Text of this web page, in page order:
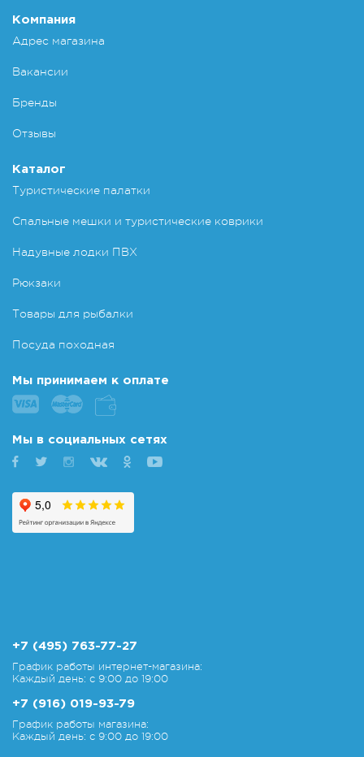
Компания
Адрес магазина
Вакансии
Бренды
Отзывы
Каталог
Туристические палатки
Спальные мешки и туристические коврики
Надувные лодки ПВХ
Рюкзаки
Товары для рыбалки
Посуда походная
Мы принимаем к оплате
Мы в социальных сетях
+7 (495) 763-77-27
График работы интернет-магазина:
Каждый день: с 9:00 до 19:00
+7 (916) 019-93-79
График работы магазина:
Каждый день: с 9:00 до 19:00